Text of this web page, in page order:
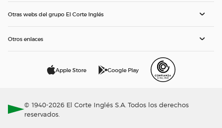
Otras webs del grupo El Corte Inglés
Otros enlaces
Apple Store Google Play
© 1940-2026 El Corte Inglés S.A. Todos los derechos
reservados.